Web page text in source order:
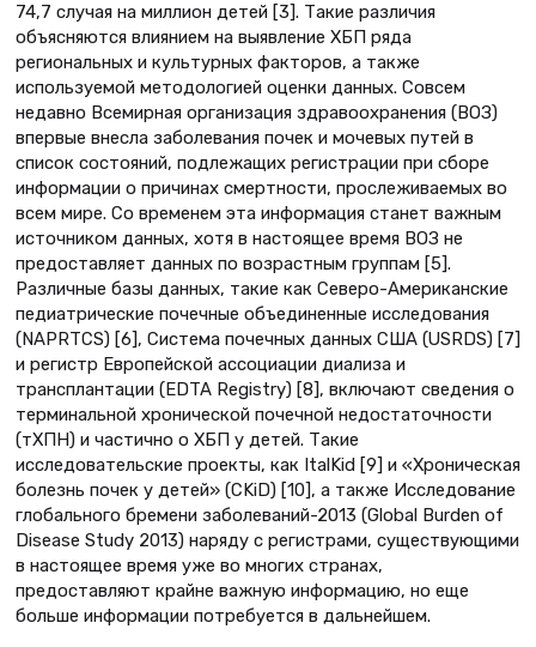
74,7 случая на миллион детей [3]. Такие различия
объясняются влиянием на выявление ХБП ряда
региональных и культурных факторов, а также
используемой методологией оценки данных. Совсем
недавно Всемирная организация здравоохранения (ВОЗ)
впервые внесла заболевания почек и мочевых путей в
список состояний, подлежащих регистрации при сборе
информации о причинах смертности, прослеживаемых во
всем мире. Со временем эта информация станет важным
источником данных, хотя в настоящее время ВОЗ не
предоставляет данных по возрастным группам [5].
Различные базы данных, такие как Северо-Американские
педиатрические почечные объединенные исследования
(NAPRTCS) [6], Система почечных данных США (USRDS) [7]
и регистр Европейской ассоциации диализа и
трансплантации (EDTA Registry) [8], включают сведения о
терминальной хронической почечной недостаточности
(тХПН) и частично о ХБП у детей. Такие
исследовательские проекты, как ItalKid [9] и «Хроническая
болезнь почек у детей» (CKiD) [10], а также Исследование
глобального бремени заболеваний-2013 (Global Burden of
Disease Study 2013) наряду с регистрами, существующими
в настоящее время уже во многих странах,
предоставляют крайне важную информацию, но еще
больше информации потребуется в дальнейшем.